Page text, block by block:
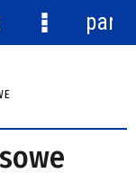
Menu
panel